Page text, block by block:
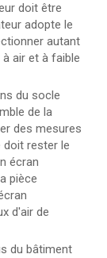
doit être
adopte le
autant
air et à faible
du socle
de la
des mesures
doit rester le
écran
pièce
d'air de
du bâtiment